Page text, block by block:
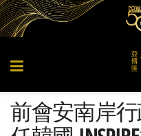
前會安南岸